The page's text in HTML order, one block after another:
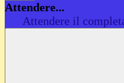
Attendere...
Attendere il